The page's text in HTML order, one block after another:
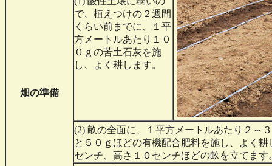
畑の準備
で、植えつけの２週間
くらい前までに、１平
方メートルあたり１０
０ｇの苦土石灰を施
し、よく耕します。
(2) 畝の全面に、１平方メートルあたり２～
と５０ｇほどの有機配合肥料を施し、よく耕
センチ、高さ１０センチほどの畝を立てます